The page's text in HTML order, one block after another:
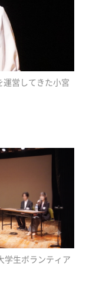
営してきた小宮
学生ボランティア